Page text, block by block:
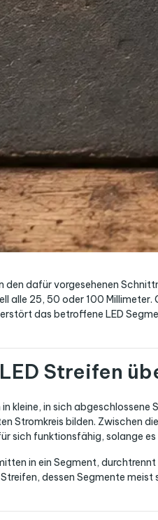
den dafür vorgesehenen
alle 25, 50 oder 100
das betroffene LED
Streifen
kleine, in sich
Stromkreis bilden. Zwischen
sich funktionsfähig, solange es
in ein Segment,
dessen Segmente